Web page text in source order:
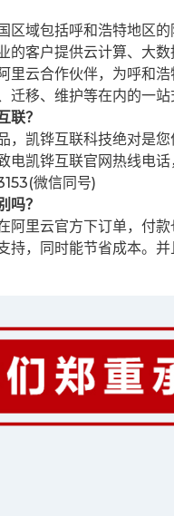
区域包括呼和浩特地区
的客户提供云计算、大
里云合作伙伴，为呼和
移、维护等在内的一站
联？
，凯铧互联科技绝对是
凯铧互联官网热线电话
微信同号)
吗？
阿里云官方下订单，付
持，同时能节省成本。